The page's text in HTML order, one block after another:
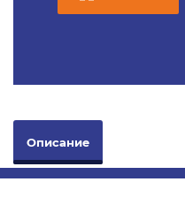
Описание